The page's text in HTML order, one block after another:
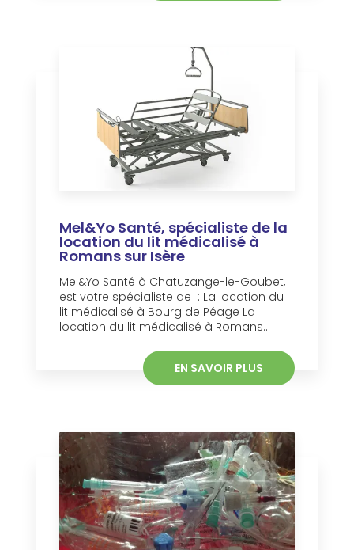
Mel&Yo Santé, spécialiste de la
location du lit médicalisé à
Romans sur Isère
Mel&Yo Santé à Chatuzange-le-Goubet,
est votre spécialiste de : La location du
lit médicalisé à Bourg de Péage La
location du lit médicalisé à Romans...
EN SAVOIR PLUS